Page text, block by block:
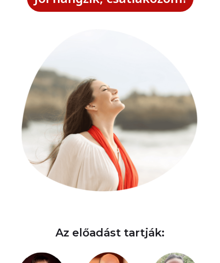
Az előadást tartják: